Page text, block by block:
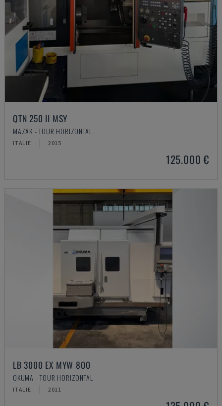
QTN 250 II MSY
MAZAK - TOUR HORIZONTAL
ITALIE 2015
125.000 €
LB 3000 EX MYW 800
OKUMA - TOUR HORIZONTAL
ITALIE 2011